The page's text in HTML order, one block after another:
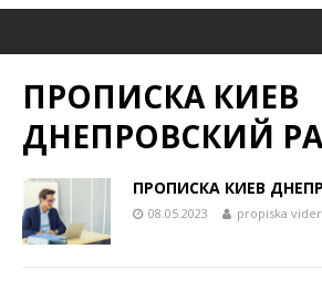
ПРОПИСКА КИЕВ
ДНЕПРОВСКИЙ
ПРОПИСКА КИЕВ
08.05.2023 propiska vider